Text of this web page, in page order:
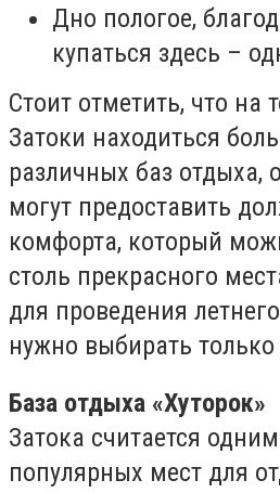
Дно пологое,
купаться здесь –
Стоит отметить, что на
Затоки находиться
различных баз отдыха,
могут предоставить
комфорта, который
столь прекрасного
для проведения
нужно выбирать
База отдыха «Хуторок»
Затока считается
популярных мест для